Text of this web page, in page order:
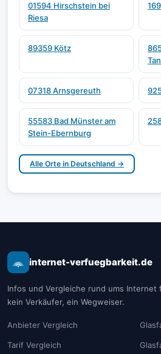
01594 Hirschstein bei
Riesa
89359 Kötz
07318 Arnsgereuth
55583 Bad Münster am
Stein-Ebernburg
Alle Orte in Deutschland →
internet-verfuegbarkeit.de
Infos und Vergleiche rund ums Internet
kein Verkäufer, ein Wegweiser.
Anbieter Vergleich
Tarif Vergleich